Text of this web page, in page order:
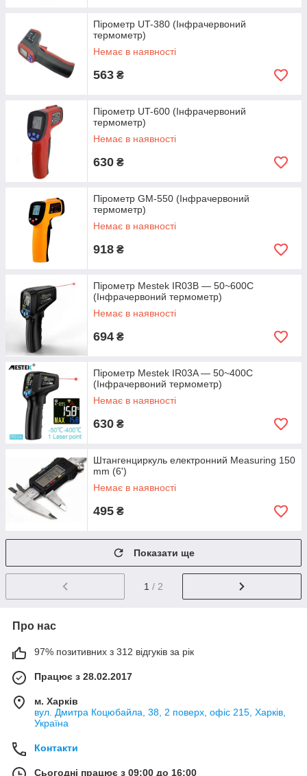
Пірометр UT-380 (Інфрачервоний
термометр)
Немає в наявності
563 ₴
Пірометр UT-600 (Інфрачервоний
термометр)
Немає в наявності
630 ₴
Пірометр GM-550 (Інфрачервоний
термометр)
Немає в наявності
918 ₴
Пірометр Mestek IR03B — 50~600C
(Інфрачервоний термометр)
Немає в наявності
694 ₴
Пірометр Mestek IR03A — 50~400C
(Інфрачервоний термометр)
Немає в наявності
630 ₴
Штангенциркуль електронний Measuring 150
mm (6')
Немає в наявності
495 ₴
Показати ще
1 / 2
Про нас
97% позитивних з 312 відгуків за рік
Працює з 28.02.2017
м. Харків
вул. Дмитра Коцюбайла, 38, 2 поверх, офіс 215, Харків,
Україна
Контакти
Сьогодні працює з 09:00 до 16:00